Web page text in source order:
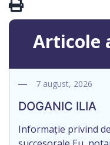
Articole
7 august, 2026
DOGANIC ILIA
Informație privind